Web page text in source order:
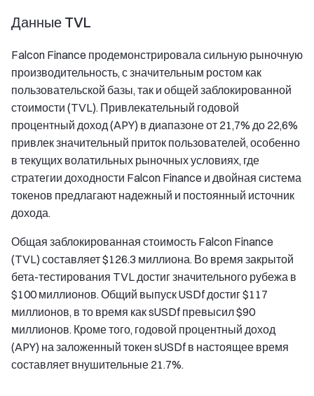
Данные TVL
Falcon Finance продемонстрировала сильную рыночную
производительность, с значительным ростом как
пользовательской базы, так и общей заблокированной
стоимости (TVL). Привлекательный годовой
процентный доход (APY) в диапазоне от 21,7% до 22,6%
привлек значительный приток пользователей, особенно
в текущих волатильных рыночных условиях, где
стратегии доходности Falcon Finance и двойная система
токенов предлагают надежный и постоянный источник
дохода.
Общая заблокированная стоимость Falcon Finance
(TVL) составляет $126.3 миллиона. Во время закрытой
бета-тестирования TVL достиг значительного рубежа в
$100 миллионов. Общий выпуск USDf достиг $117
миллионов, в то время как sUSDf превысил $90
миллионов. Кроме того, годовой процентный доход
(APY) на заложенный токен sUSDf в настоящее время
составляет внушительные 21.7%.